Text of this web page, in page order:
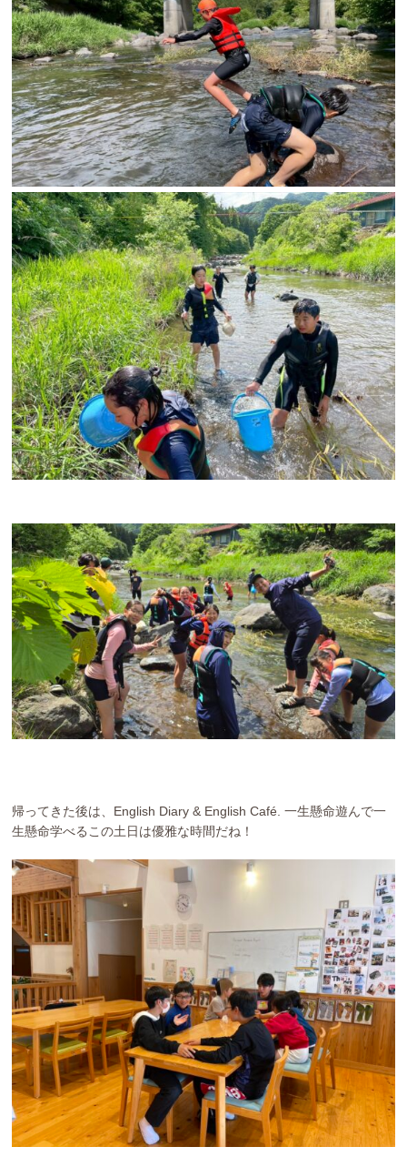
帰ってきた後は、English Diary & English Café. 一生懸命遊んで一
生懸命学べるこの土日は優雅な時間だね！